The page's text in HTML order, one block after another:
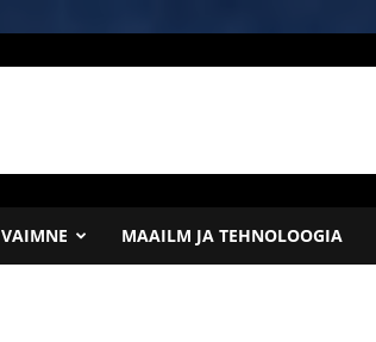
VAIMNE MAAILM JA TEHNOLOOGIA